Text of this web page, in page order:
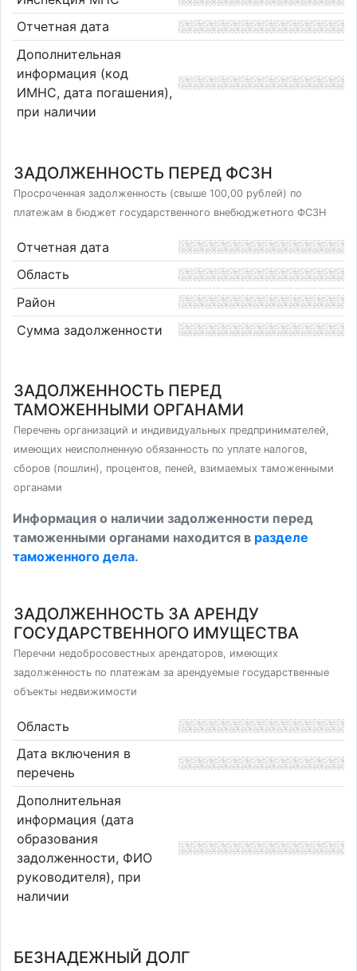
Отчетная дата
Дополнительная
информация (код
ИМНС, дата погашения),
при наличии
ЗАДОЛЖЕННОСТЬ ПЕРЕД ФСЗН
Просроченная задолженность (свыше 100,00 рублей) по
платежам в бюджет государственного внебюджетного ФСЗН
Отчетная дата
Область
Район
Сумма задолженности
ЗАДОЛЖЕННОСТЬ ПЕРЕД
ТАМОЖЕННЫМИ ОРГАНАМИ
Перечень организаций и индивидуальных предпринимателей,
имеющих неисполненную обязанность по уплате налогов,
сборов (пошлин), процентов, пеней, взимаемых таможенными
органами
Информация о наличии задолженности перед
таможенными органами находится в разделе
таможенного дела.
ЗАДОЛЖЕННОСТЬ ЗА АРЕНДУ
ГОСУДАРСТВЕННОГО ИМУЩЕСТВА
Перечни недобросовестных арендаторов, имеющих
задолженность по платежам за арендуемые государственные
объекты недвижимости
Область
Дата включения в
перечень
Дополнительная
информация (дата
образования
задолженности, ФИО
руководителя), при
наличии
БЕЗНАДЕЖНЫЙ ДОЛГ